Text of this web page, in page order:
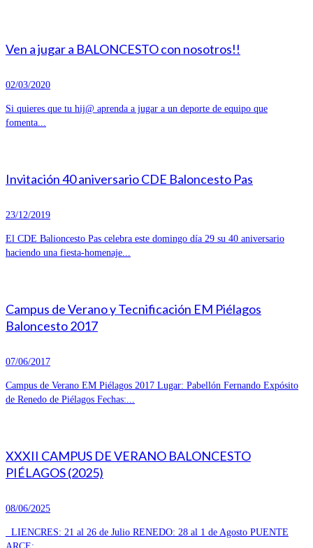
Ven a jugar a BALONCESTO con nosotros!!
02/03/2020
Si quieres que tu hij@ aprenda a jugar a un deporte de equipo que
fomenta...
Invitación 40 aniversario CDE Baloncesto Pas
23/12/2019
El CDE Balioncesto Pas celebra este domingo día 29 su 40 aniversario
haciendo una fiesta-homenaje...
Campus de Verano y Tecnificación EM Piélagos
Baloncesto 2017
07/06/2017
Campus de Verano EM Piélagos 2017 Lugar: Pabellón Fernando Expósito
de Renedo de Piélagos Fechas:...
XXXII CAMPUS DE VERANO BALONCESTO
PIÉLAGOS (2025)
08/06/2025
LIENCRES: 21 al 26 de Julio RENEDO: 28 al 1 de Agosto PUENTE